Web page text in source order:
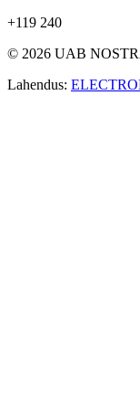
+119 240
© 2026 UAB
Lahendus: